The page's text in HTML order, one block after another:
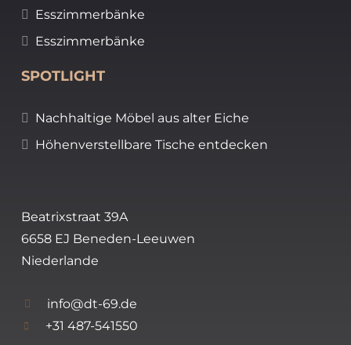
Esszimmerbänke
Esszimmerbänke
SPOTLIGHT
Nachhaltige Möbel aus alter Eiche
Höhenverstellbare Tische entdecken
Beatrixstraat 39A
6658 EJ Beneden-Leeuwen
Niederlande
info@dt-69.de
+31 487-541550